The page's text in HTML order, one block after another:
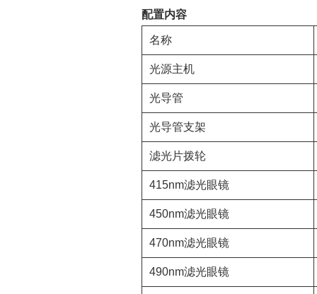
配置内容
名称
光源主机
光导管
光导管支架
滤光片拨轮
415nm滤光眼镜
450nm滤光眼镜
470nm滤光眼镜
490nm滤光眼镜